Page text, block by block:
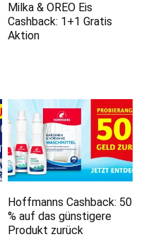
Milka & OREO Eis
Cashback: 1+1 Gratis
Aktion
Hoffmanns Cashback: 50
% auf das günstigere
Produkt zurück